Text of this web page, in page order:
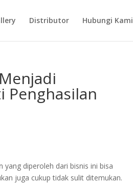
Distributor Hubungi Kami
Penghasilan
diperoleh dari bisnis ini bisa
juga cukup tidak sulit ditemukan.